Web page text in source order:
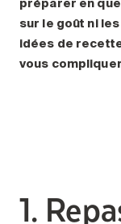
FAQ
préparer en
sur le goût ni
idées de
vous
1.